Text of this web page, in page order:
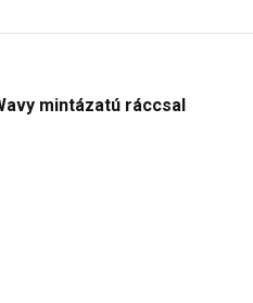
mintázatú ráccsal